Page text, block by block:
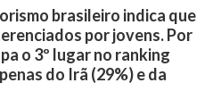
brasileiro indica que
por jovens. Por
o 3º lugar no ranking
do Irã (29%) e da